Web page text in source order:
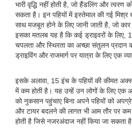
भारी वृद्धि नहीं होती है, जो हैंडलिंग और त्वरण
सकता है। इन पहियों में इस्तेमाल की गई मिश्र
साथ मजबूत होने के लिए जानी जाती है, जो
इसका मतलब यह है कि कई ड्राइवरों के लिए,
चपलता और स्थिरता का अच्छा संतुलन
ड्राइविंग और राजमार्ग पर यात्रा के लिए एक
इसके अलावा, 15 इंच के पहियों की कीमत
में कम होती है। यह उन्हें उन लोगों के लिए एक
को नुकसान पहुंचाए बिना अपने पहियों को
और टायर बदलने की लागत भी आम तौर पर कम
होती है जिसे नजरअंदाज नहीं किया जा सकता